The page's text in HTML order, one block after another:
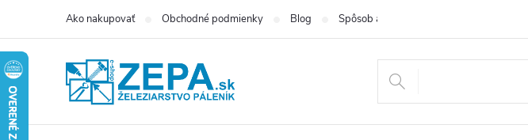
obsah
Ako nakupovať Obchodné podmienky Blog Spôsob a cena dopravy